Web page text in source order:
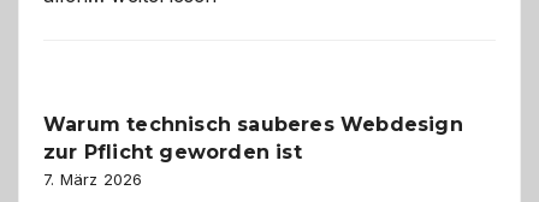
den
Logikrätseln
Warum technisch sauberes Webdesign
zur Pflicht geworden ist
7. März 2026